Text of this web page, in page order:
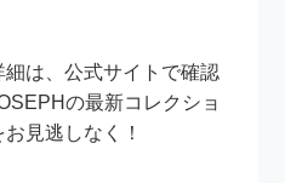
は、公式サイトで確認
の最新コレクショ
見逃しなく！